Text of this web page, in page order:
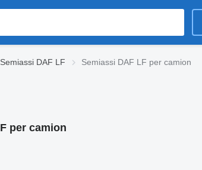
Semiassi DAF LF Semiassi DAF LF per camion
per camion